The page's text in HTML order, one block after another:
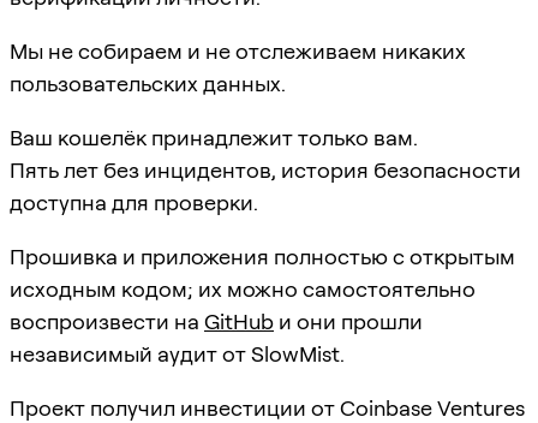
Мы не собираем и не отслеживаем никаких
пользовательских данных.
Ваш кошелёк принадлежит только вам.
Пять лет без инцидентов, история безопасности
доступна для проверки.
Прошивка и приложения полностью с открытым
исходным кодом; их можно самостоятельно
воспроизвести на GitHub и они прошли
независимый аудит от SlowMist.
Проект получил инвестиции от Coinbase Ventures